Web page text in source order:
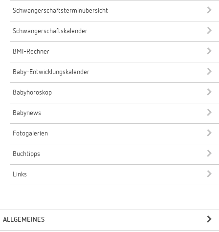
Schwangerschaftsterminübersicht
Schwangerschaftskalender
BMI-Rechner
Baby-Entwicklungskalender
Babyhoroskop
Babynews
Fotogalerien
Buchtipps
Links
ALLGEMEINES